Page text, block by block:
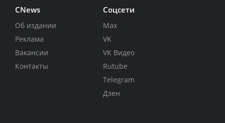
CNews
Об издании
Реклама
Вакансии
Контакты
Соцсети
Max
VK
VK Видео
Rutube
Telegram
Дзен